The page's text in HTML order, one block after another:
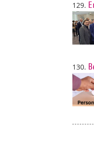
129.
130.